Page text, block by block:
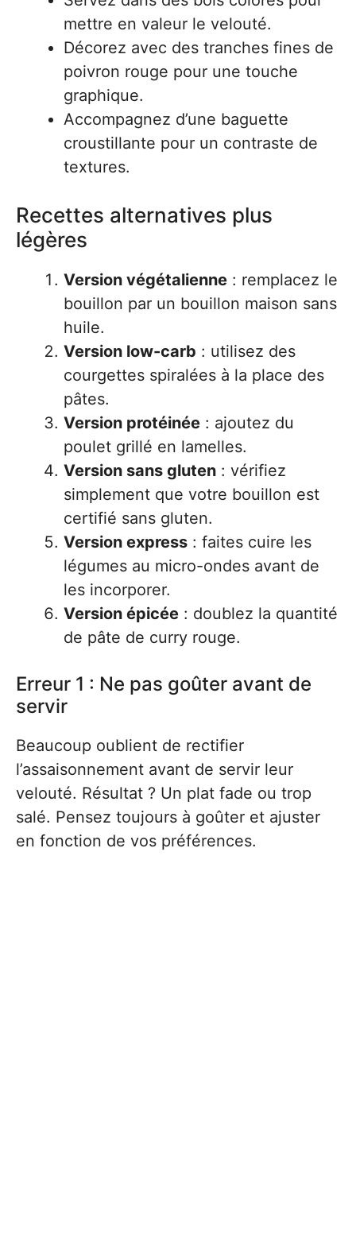
mettre en valeur le velouté.
Décorez avec des tranches fines de
poivron rouge pour une touche
graphique.
Accompagnez d’une baguette
croustillante pour un contraste de
textures.
Recettes alternatives plus
légères
Version végétalienne : remplacez le
bouillon par un bouillon maison sans
huile.
Version low-carb : utilisez des
courgettes spiralées à la place des
pâtes.
Version protéinée : ajoutez du
poulet grillé en lamelles.
Version sans gluten : vérifiez
simplement que votre bouillon est
certifié sans gluten.
Version express : faites cuire les
légumes au micro-ondes avant de
les incorporer.
Version épicée : doublez la quantité
de pâte de curry rouge.
Erreur 1 : Ne pas goûter avant de
servir
Beaucoup oublient de rectifier
l’assaisonnement avant de servir leur
velouté. Résultat ? Un plat fade ou trop
salé. Pensez toujours à goûter et ajuster
en fonction de vos préférences.